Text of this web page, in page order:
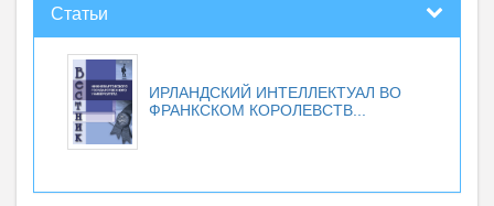
Статьи
ИРЛАНДСКИЙ ИНТЕЛЛЕКТУАЛ ВО
ФРАНКСКОМ КОРОЛЕВСТВ...